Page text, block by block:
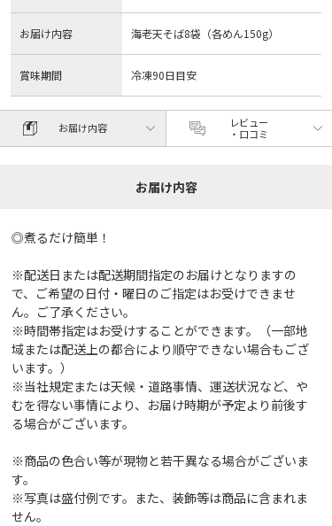
お届け内容 海老天そば8袋（各めん150g）
賞味期間 冷凍90日目安
お届け内容
レビュー
・口コミ
お届け内容
◎煮るだけ簡単！
※配送日または配送期間指定のお届けとなりますの
で、ご希望の日付・曜日のご指定はお受けできませ
ん。ご了承ください。
※時間帯指定はお受けすることができます。（一部地
域または配送上の都合により順守できない場合もござ
います。）
※当社規定または天候・道路事情、運送状況など、や
むを得ない事情により、お届け時期が予定より前後す
る場合がございます。
※商品の色合い等が現物と若干異なる場合がございま
す。
※写真は盛付例です。また、装飾等は商品に含まれま
せん。